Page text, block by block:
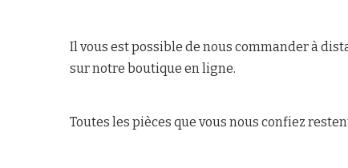
Il vous est possible de nous commander à
sur notre boutique en ligne.
Toutes les pièces que vous nous confiez